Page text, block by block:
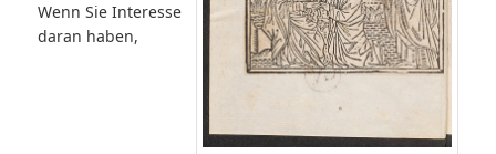
Wenn Sie Interesse
daran haben,